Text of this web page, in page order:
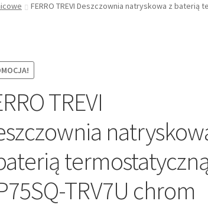
FERRO TREVI Deszczownia natryskowa z baterią
TREVI
TRV7U chrom